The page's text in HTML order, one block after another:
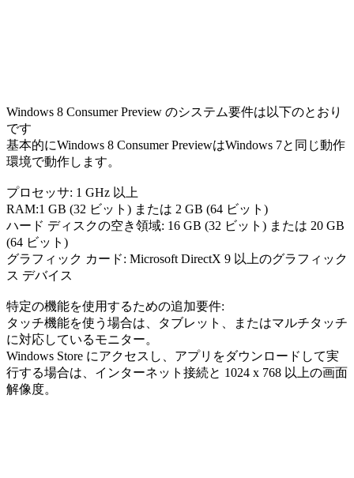
Windows 8 Consumer Preview のシステム要件は以下のとおり
です
基本的にWindows 8 Consumer PreviewはWindows 7と同じ動作
環境で動作します。
プロセッサ: 1 GHz 以上
RAM:1 GB (32 ビット) または 2 GB (64 ビット)
ハード ディスクの空き領域: 16 GB (32 ビット) または 20 GB
(64 ビット)
グラフィック カード: Microsoft DirectX 9 以上のグラフィック
ス デバイス
特定の機能を使用するための追加要件:
タッチ機能を使う場合は、タブレット、またはマルチタッチ
に対応しているモニター。
Windows Store にアクセスし、アプリをダウンロードして実
行する場合は、インターネット接続と 1024 x 768 以上の画面
解像度。